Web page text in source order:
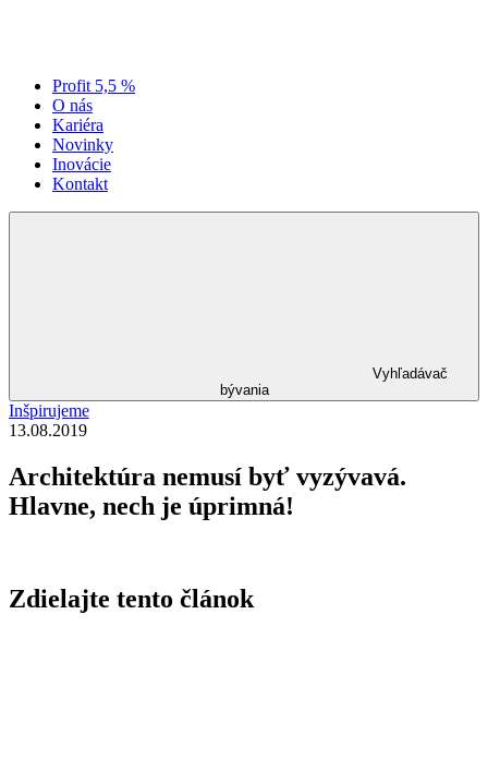
Profit 5,5 %
O nás
Kariéra
Novinky
Inovácie
Kontakt
Vyhľadávač
bývania
Inšpirujeme
13.08.2019
Architektúra nemusí byť vyzývavá.
Hlavne, nech je úprimná!
Zdielajte tento článok